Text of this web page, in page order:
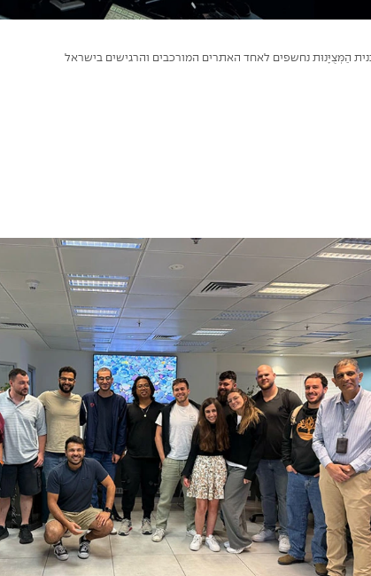
הַמְּצֻיָּנוּת נחשפים לאחד האתרים המורכבים והרגישים בישראל